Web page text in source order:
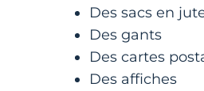
Des sacs en
Des gants
Des cartes
Des affiches